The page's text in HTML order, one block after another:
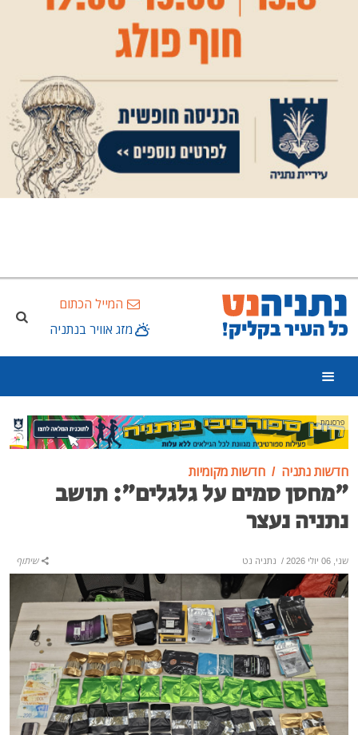
המייל הכתום
מזג אוויר בנתניה
פרסומת
חדשות נתניה חדשות מקומיות
"מחסן סמים על גלגלים": תושב
נתניה נעצר
שני, 06 יולי 2026 / נתניה נט שיתוף